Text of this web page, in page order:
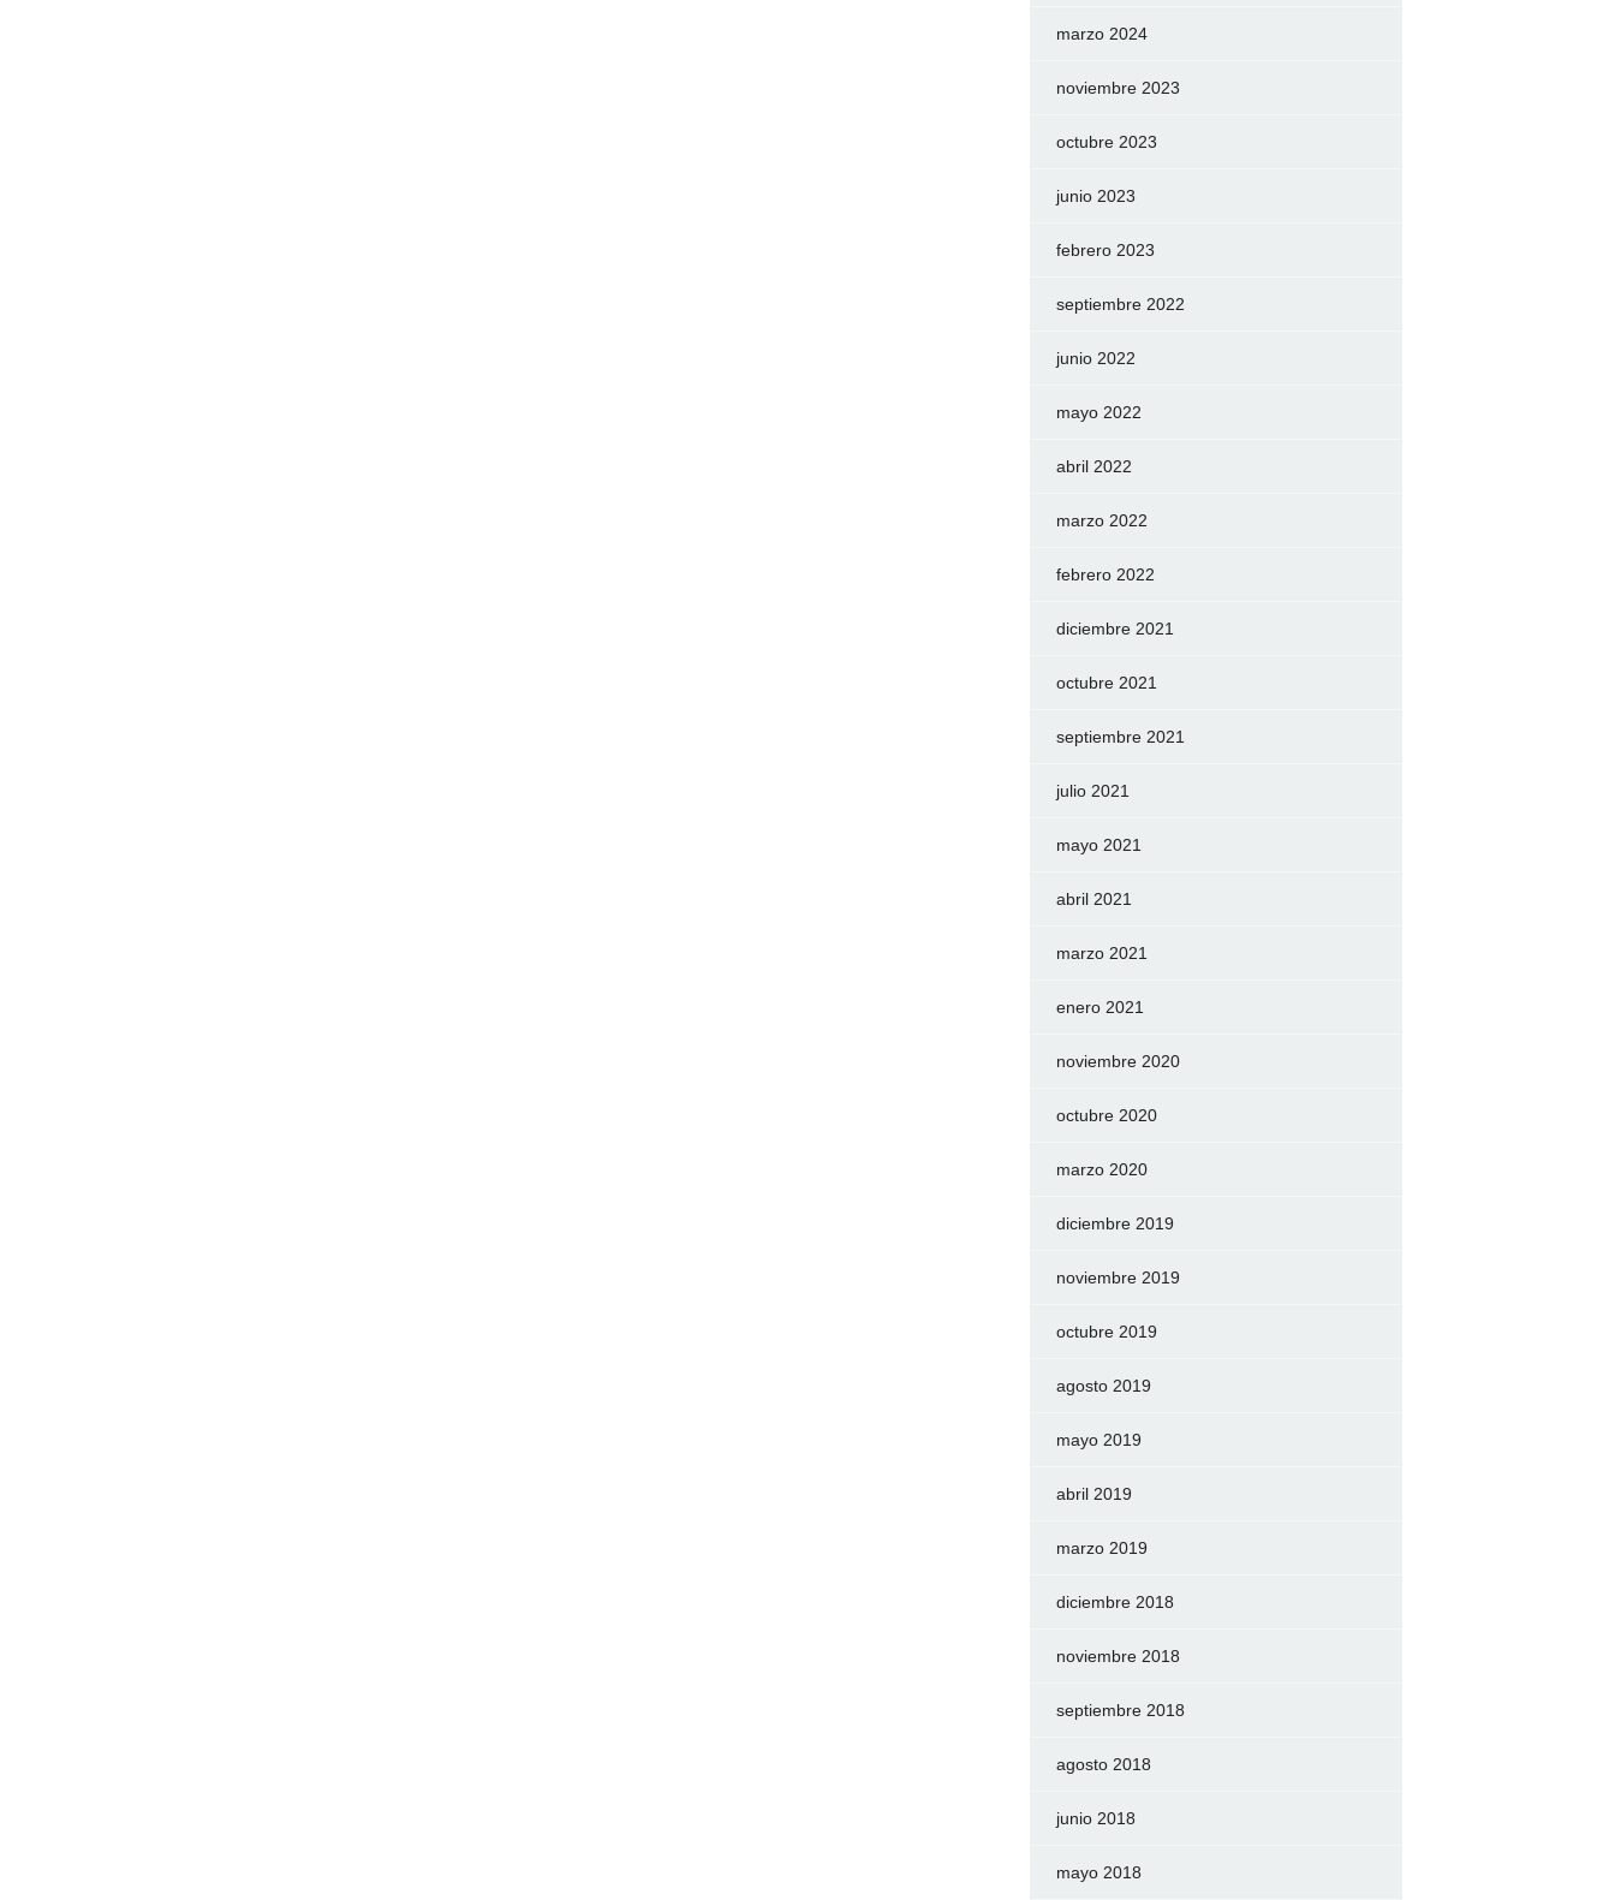
marzo 2024
noviembre 2023
octubre 2023
junio 2023
febrero 2023
septiembre 2022
junio 2022
mayo 2022
abril 2022
marzo 2022
febrero 2022
diciembre 2021
octubre 2021
septiembre 2021
julio 2021
mayo 2021
abril 2021
marzo 2021
enero 2021
noviembre 2020
octubre 2020
marzo 2020
diciembre 2019
noviembre 2019
octubre 2019
agosto 2019
mayo 2019
abril 2019
marzo 2019
diciembre 2018
noviembre 2018
septiembre 2018
agosto 2018
junio 2018
mayo 2018